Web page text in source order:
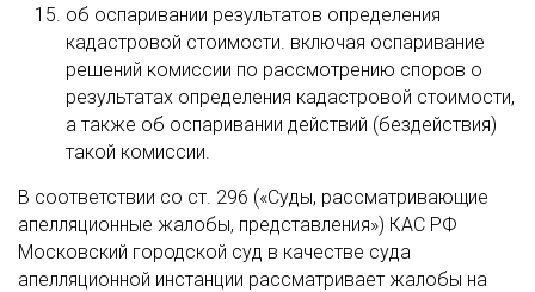
об оспаривании результатов определения
кадастровой стоимости. включая оспаривание
решений комиссии по рассмотрению споров о
результатах определения кадастровой стоимости,
а также об оспаривании действий (бездействия)
такой комиссии.
В соответствии со ст. 296 («Суды, рассматривающие
апелляционные жалобы, представления») КАС РФ
Московский городской суд в качестве суда
апелляционной инстанции рассматривает жалобы на